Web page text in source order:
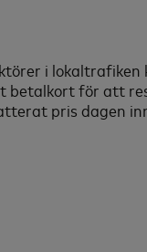
i
betalkort för att
pris dagen